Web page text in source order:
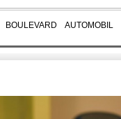
BOULEVARD AUTOMOBIL